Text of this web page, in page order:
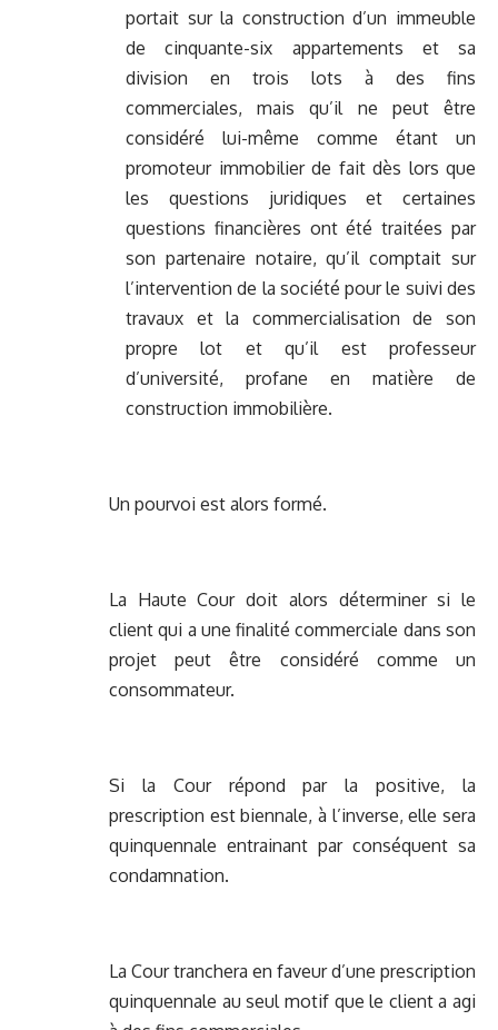
portait sur la construction d’un immeuble
de cinquante-six appartements et sa
division en trois lots à des fins
commerciales, mais qu’il ne peut être
considéré lui-même comme étant un
promoteur immobilier de fait dès lors que
les questions juridiques et certaines
questions financières ont été traitées par
son partenaire notaire, qu’il comptait sur
l’intervention de la société pour le suivi des
travaux et la commercialisation de son
propre lot et qu’il est professeur
d’université, profane en matière de
construction immobilière.
Un pourvoi est alors formé.
La Haute Cour doit alors déterminer si le
client qui a une finalité commerciale dans son
projet peut être considéré comme un
consommateur.
Si la Cour répond par la positive, la
prescription est biennale, à l’inverse, elle sera
quinquennale entrainant par conséquent sa
condamnation.
La Cour tranchera en faveur d’une prescription
quinquennale au seul motif que le client a agi